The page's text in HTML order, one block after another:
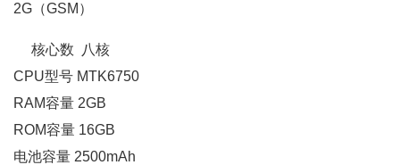
2G（GSM）
核心数 八核
CPU型号 MTK6750
RAM容量 2GB
ROM容量 16GB
电池容量 2500mAh